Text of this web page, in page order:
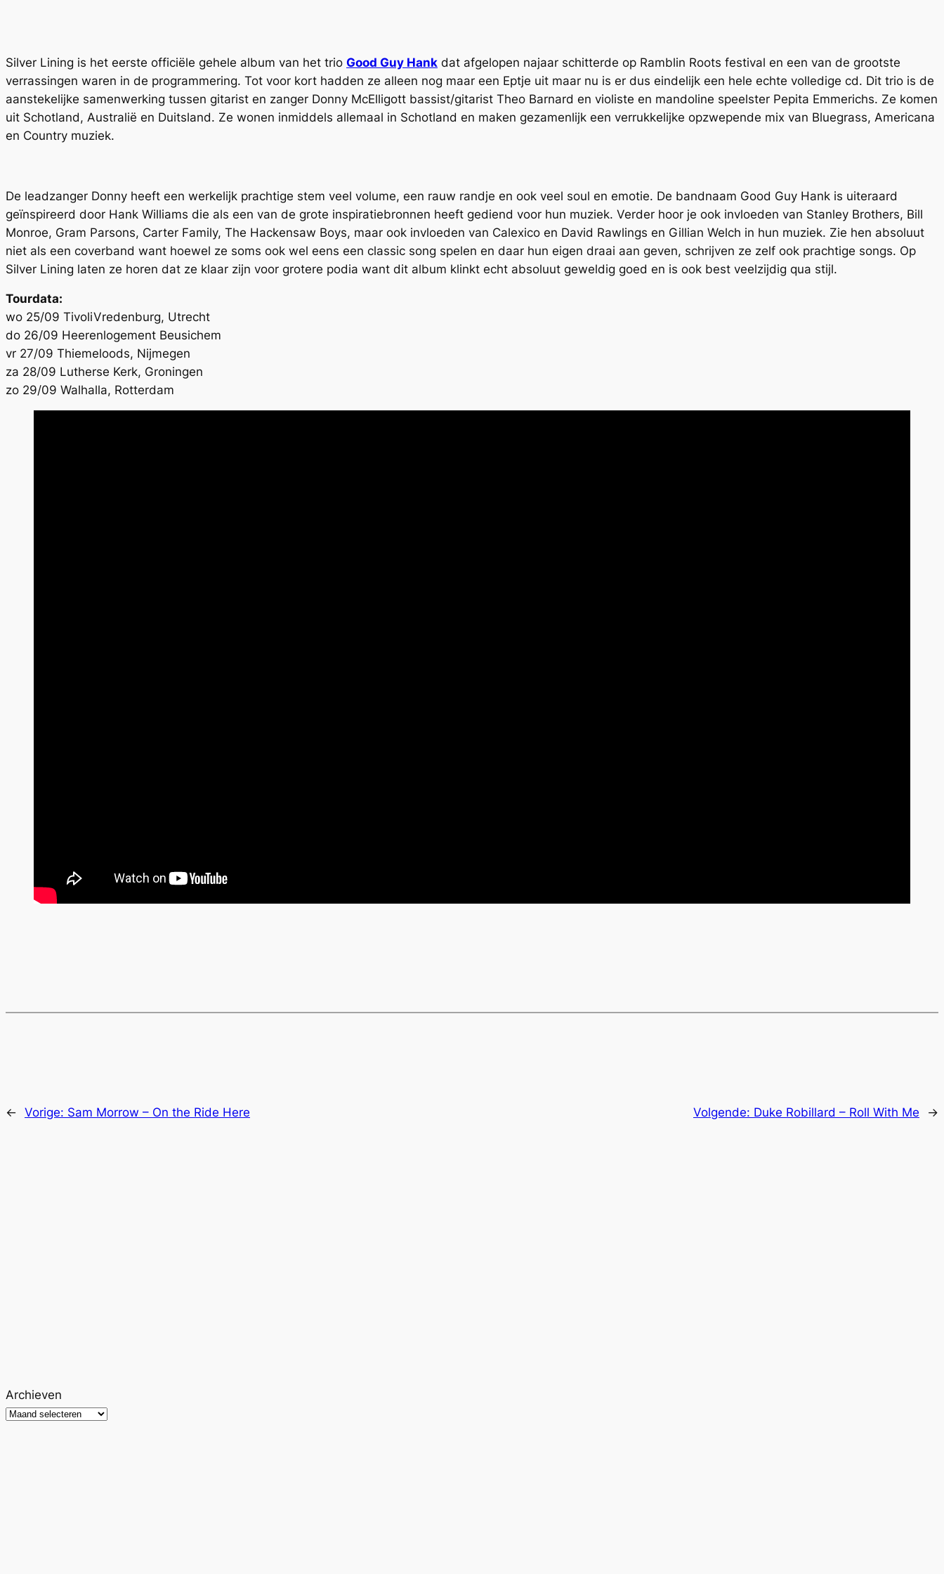
Silver Lining is het eerste officiële gehele album van het trio Good Guy Hank dat afgelopen najaar schitterde op Ramblin Roots festival en een van de grootste
verrassingen waren in de programmering. Tot voor kort hadden ze alleen nog maar een Eptje uit maar nu is er dus eindelijk een hele echte volledige cd. Dit trio is de
aanstekelijke samenwerking tussen gitarist en zanger Donny McElligott bassist/gitarist Theo Barnard en violiste en mandoline speelster Pepita Emmerichs. Ze komen
uit Schotland, Australië en Duitsland. Ze wonen inmiddels allemaal in Schotland en maken gezamenlijk een verrukkelijke opzwepende mix van Bluegrass, Americana
en Country muziek.
De leadzanger Donny heeft een werkelijk prachtige stem veel volume, een rauw randje en ook veel soul en emotie. De bandnaam Good Guy Hank is uiteraard
geïnspireerd door Hank Williams die als een van de grote inspiratiebronnen heeft gediend voor hun muziek. Verder hoor je ook invloeden van Stanley Brothers, Bill
Monroe, Gram Parsons, Carter Family, The Hackensaw Boys, maar ook invloeden van Calexico en David Rawlings en Gillian Welch in hun muziek. Zie hen absoluut
niet als een coverband want hoewel ze soms ook wel eens een classic song spelen en daar hun eigen draai aan geven, schrijven ze zelf ook prachtige songs. Op
Silver Lining laten ze horen dat ze klaar zijn voor grotere podia want dit album klinkt echt absoluut geweldig goed en is ook best veelzijdig qua stijl.
Tourdata:
wo 25/09 TivoliVredenburg, Utrecht
do 26/09 Heerenlogement Beusichem
vr 27/09 Thiemeloods, Nijmegen
za 28/09 Lutherse Kerk, Groningen
zo 29/09 Walhalla, Rotterdam
← Vorige: Sam Morrow – On the Ride Here Volgende: Duke Robillard – Roll With Me →
Archieven